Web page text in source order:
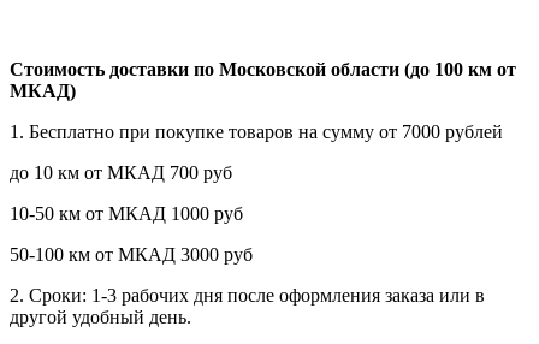
Стоимость доставки по Московской области (до 100 км от
МКАД)
1. Бесплатно при покупке товаров на сумму от 7000 рублей
до 10 км от МКАД 700 руб
10-50 км от МКАД 1000 руб
50-100 км от МКАД 3000 руб
2. Сроки: 1-3 рабочих дня после оформления заказа или в
другой удобный день.